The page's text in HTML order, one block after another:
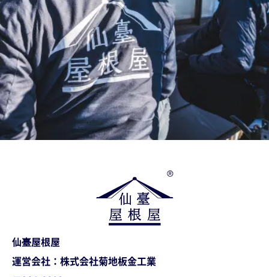
仙臺屋根屋
運営会社：株式会社菊地板金工業